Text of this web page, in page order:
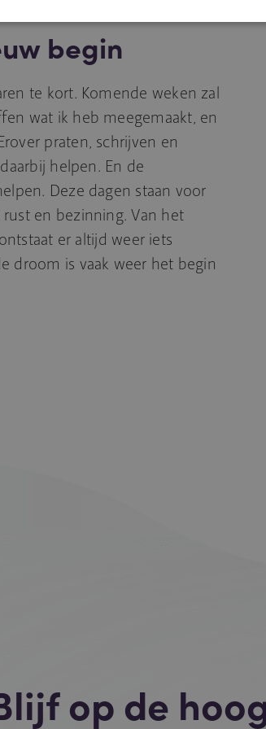
begin
te kort. Komende weken zal
wat ik heb meegemaakt, en
praten, schrijven en
helpen. En de
Deze dagen staan voor
en bezinning. Van het
er altijd weer iets
droom is vaak weer het begin
op de